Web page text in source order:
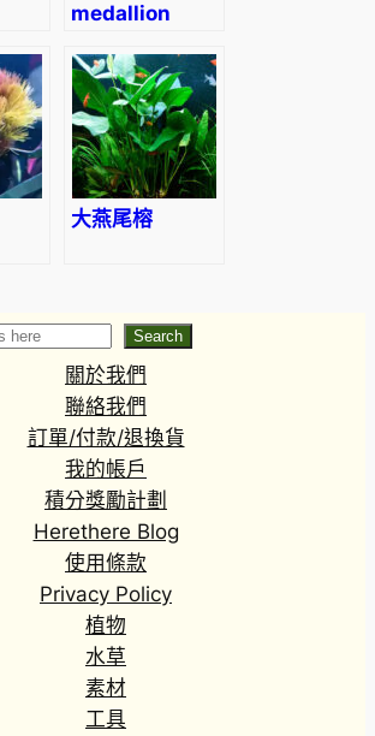
medallion
大燕尾榕
Search
關於我們
聯絡我們
訂單/付款/退換貨
我的帳戶
積分獎勵計劃
Herethere Blog
使用條款
Privacy Policy
植物
水草
素材
工具